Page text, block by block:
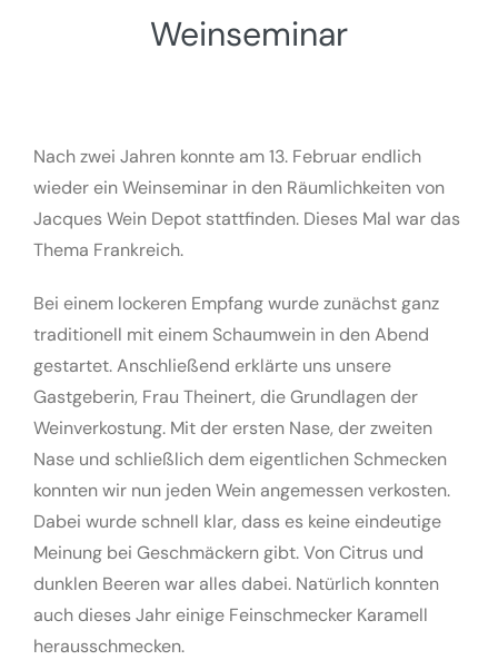
Weinseminar
Nach zwei Jahren konnte am 13. Februar endlich
wieder ein Weinseminar in den Räumlichkeiten von
Jacques Wein Depot stattfinden. Dieses Mal war das
Thema Frankreich.
Bei einem lockeren Empfang wurde zunächst ganz
traditionell mit einem Schaumwein in den Abend
gestartet. Anschließend erklärte uns unsere
Gastgeberin, Frau Theinert, die Grundlagen der
Weinverkostung. Mit der ersten Nase, der zweiten
Nase und schließlich dem eigentlichen Schmecken
konnten wir nun jeden Wein angemessen verkosten.
Dabei wurde schnell klar, dass es keine eindeutige
Meinung bei Geschmäckern gibt. Von Citrus und
dunklen Beeren war alles dabei. Natürlich konnten
auch dieses Jahr einige Feinschmecker Karamell
herausschmecken.